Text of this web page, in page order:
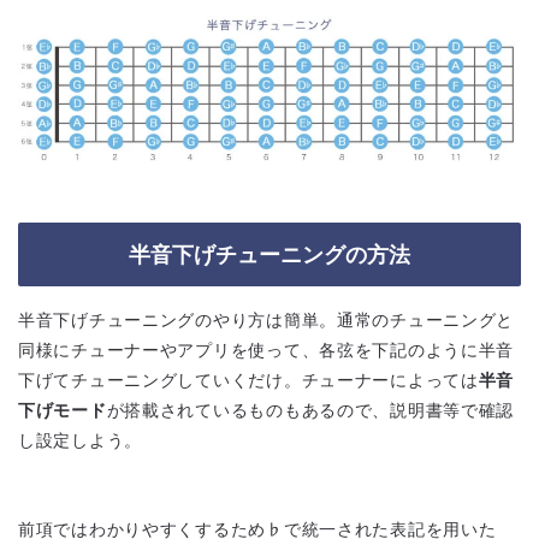
半音下げチューニングの方法
半音下げチューニングのやり方は簡単。通常のチューニングと
同様にチューナーやアプリを使って、各弦を下記のように半音
下げてチューニングしていくだけ。チューナーによっては半音
下げモードが搭載されているものもあるので、説明書等で確認
し設定しよう。
前項ではわかりやすくするため♭で統一された表記を用いた